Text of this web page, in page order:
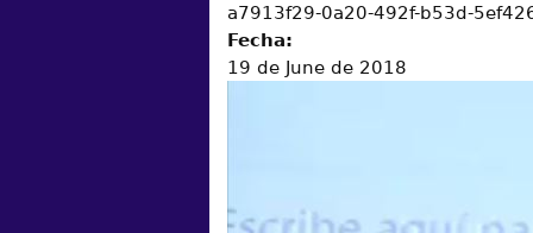
a7913f29-0a20-492f-b53d-
Fecha:
19 de June de 2018